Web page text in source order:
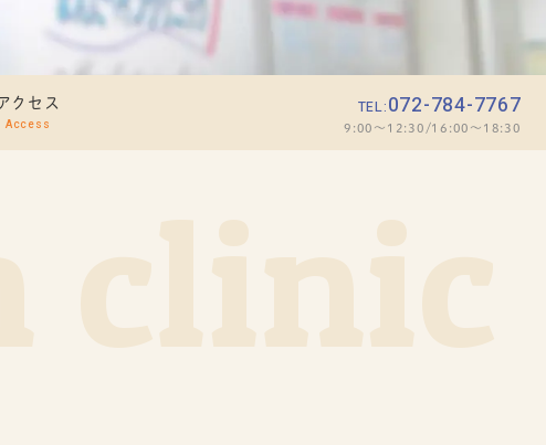
クセス
Access
TEL:072-784-7767
9:00～12:30/16:00～18:30